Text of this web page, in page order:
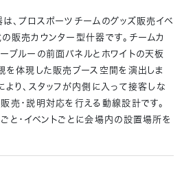
、プロスポーツチームのグッズ販売イベ
販売カウンター型什器です。チームカ
ブルーの前面パネルとホワイトの天板
を体現した販売ブース空間を演出しま
より、スタッフが内側に入って接客しな
売・説明対応を行える動線設計です。
と・イベントごとに会場内の設置場所を